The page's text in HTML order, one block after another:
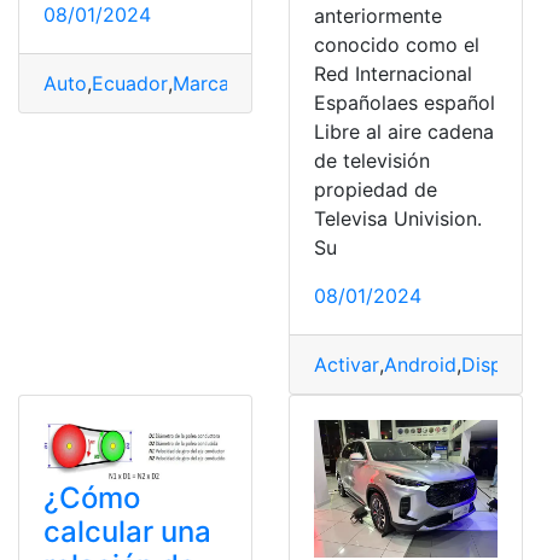
08/01/2024
Auto,Ecuador,Marca Transmisión
anteriormente
conocido como el
Red Internacional
Españolaes español
Libre al aire cadena
de televisión
propiedad de
Televisa Univision.
Su
08/01/2024
Activar,Android,
¿Cómo
calcular una